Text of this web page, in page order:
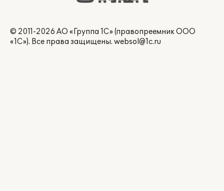
© 2011-2026 АО «Группа 1С» (правопреемник ООО
«1С»). Все права защищены. websol@1c.ru